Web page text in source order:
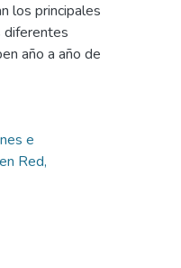
los principales
diferentes
año a año de
e
Red,